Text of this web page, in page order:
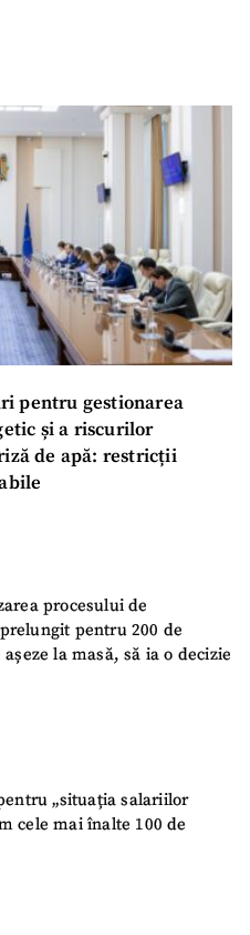
pentru gestionarea
și a riscurilor
de apă: restricții
procesului de
pentru 200 de
la masă, să ia o decizie
„situația salariilor
cele mai înalte 100 de